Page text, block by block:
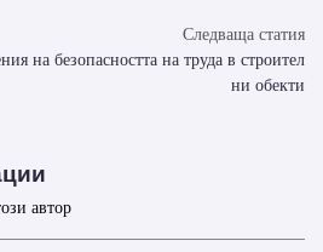
Следваща статия
на безопасността на труда в строител
ни обекти
автор